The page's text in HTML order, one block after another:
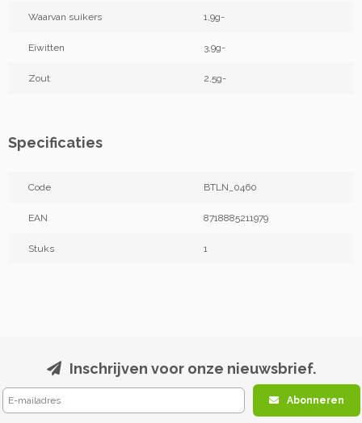
Waarvan suikers 1,9g-
Eiwitten 3,9g-
Zout 2,5g-
Specificaties
Code BTLN_0460
EAN 8718885211979
Stuks 1
Inschrijven voor onze nieuwsbrief.
Abonneren